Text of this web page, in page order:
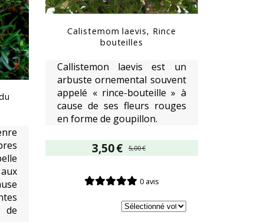
Calistemom laevis, Rince
bouteilles
Callistemon laevis est un
arbuste ornemental souvent
appelé « rince-bouteille » à
cause de ses fleurs rouges
en forme de goupillon.
3,50€ 5,00€
0 avis